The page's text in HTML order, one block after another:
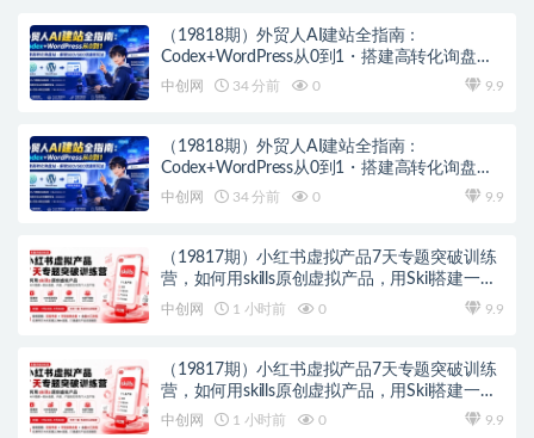
（19818期）外贸人AI建站全指南：
Codex+WordPress从0到1・搭建高转化询盘
站・解锁SEO/GEO流量新玩法-更新
中创网 34 分前 0 9.9
（19818期）外贸人AI建站全指南：
Codex+WordPress从0到1・搭建高转化询盘
站・解锁SEO/GEO流量新玩法-更新
中创网 34 分前 0 9.9
（19817期）小红书虚拟产品7天专题突破训练
营，如何用skills原创虚拟产品，用Skil搭建一套
从选题、内容、产品到交付的个人生产线
中创网 1 小时前 0 9.9
（19817期）小红书虚拟产品7天专题突破训练
营，如何用skills原创虚拟产品，用Skil搭建一套
从选题、内容、产品到交付的个人生产线
中创网 1 小时前 0 9.9